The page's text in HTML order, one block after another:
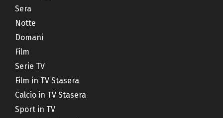
Sera
Notte
Domani
Film
Serie TV
Film in TV Stasera
Calcio in TV Stasera
Sport in TV